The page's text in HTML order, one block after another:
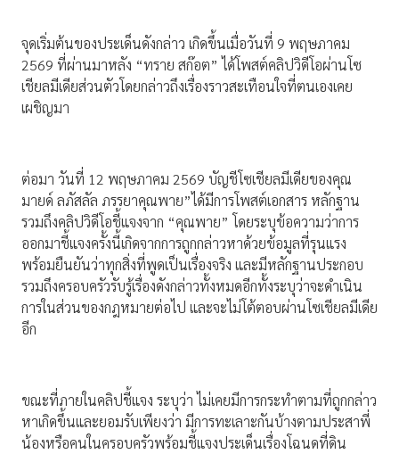
จุดเริ่มต้นของประเด็นดังกล่าว เกิดขึ้นเมื่อวันที่ 9 พฤษภาคม
2569 ที่ผ่านมาหลัง “ทราย สก๊อต” ได้โพสต์คลิปวิดีโอผ่านโซ
เชียลมีเดียส่วนตัวโดยกล่าวถึงเรื่องราวสะเทือนใจที่ตนเองเคย
เผชิญมา
ต่อมา วันที่ 12 พฤษภาคม 2569 บัญชีโซเชียลมีเดียของคุณ
มายด์ ลภัสลัล ภรรยาคุณพาย”ได้มีการโพสต์เอกสาร หลักฐาน
รวมถึงคลิปวิดีโอชี้แจงจาก “คุณพาย” โดยระบุข้อความว่าการ
ออกมาชี้แจงครั้งนี้เกิดจากการถูกกล่าวหาด้วยข้อมูลที่รุนแรง
พร้อมยืนยันว่าทุกสิ่งที่พูดเป็นเรื่องจริง และมีหลักฐานประกอบ
รวมถึงครอบครัวรับรู้เรื่องดังกล่าวทั้งหมดอีกทั้งระบุว่าจะดำเนิน
การในส่วนของกฎหมายต่อไป และจะไม่โต้ตอบผ่านโซเชียลมีเดีย
อีก
ขณะที่ภายในคลิปชี้แจง ระบุว่า ไม่เคยมีการกระทำตามที่ถูกกล่าว
หาเกิดขึ้นและยอมรับเพียงว่า มีการทะเลาะกันบ้างตามประสาพี่
น้องหรือคนในครอบครัวพร้อมชี้แจงประเด็นเรื่องโฉนดที่ดิน